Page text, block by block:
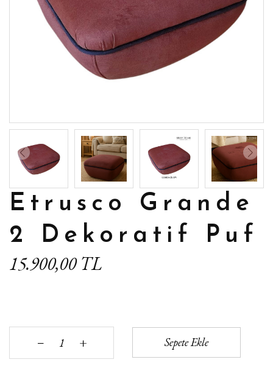
Etrusco Grande
2 Dekoratif Puf
15.900,00 TL
‒ + Sepete Ekle